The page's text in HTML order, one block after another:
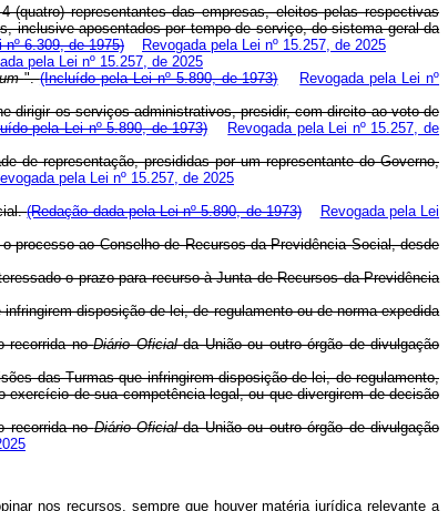
representantes das empresas, eleitos pelas respectivas
inclusive aposentados por tempo de serviço, do sistema geral da
nº 6.309, de 1975)
Revogada pela Lei nº 15.257, de 2025
pela Lei nº 15.257, de 2025
".(Incluído pela Lei nº 5.890, de 1973)
Revogada pela Lei nº
dirigir os serviços administrativos, presidir, com direito ao voto de
pela Lei nº 5.890, de 1973)
Revogada pela Lei nº 15.257, de
representação, presididas por um representante do Governo,
pela Lei nº 15.257, de 2025
(Redação dada pela Lei nº 5.890, de 1973)
Revogada pela Lei
ao Conselho de Recursos da Previdência Social, desde
o prazo para recurso à Junta de Recursos da Previdência
disposição de lei, de regulamento ou de norma expedida
recorrida noDiário Oficialda União ou outro órgão de divulgação
das Turmas que infringirem disposição de lei, de regulamento,
de sua competência legal, ou que divergirem de decisão
recorrida noDiário Oficialda União ou outro órgão de divulgação
nos recursos, sempre que houver matéria jurídica relevante a